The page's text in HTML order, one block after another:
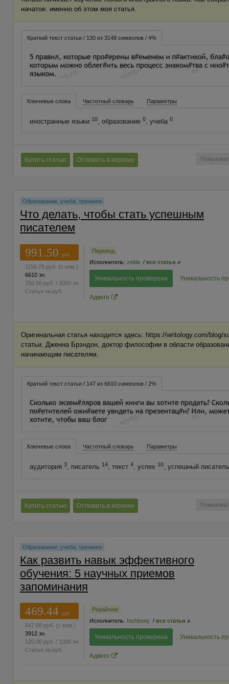
начатое: именно об этом моя статья.
Краткий текст статьи / 130 из 3148 символов / 4%
Ключевые слова Частотный словарь Параметры
иностранные языки 10, образование 0, учеба 0
Купить статью Отложить в корзину
Образование, учеба, тренинги
Что делать, чтобы стать успешным
писателем
991.50
руб.
1156.75 руб. (с ком.)
6610 зн.
150.00 руб. / 1000 зн.
Статья за руб.
Перевод
Исполнитель: zelda / все статьи
Уникальность проверена Уникальность
Адвего
Оригинальная статья находится здесь: https://writology.com/blog/
статьи, Дженна Брэндон, доктор философии в области
начинающим писателям.
Краткий текст статьи / 147 из 6610 символов / 2%
Ключевые слова Частотный словарь Параметры
аудитория 3, писатель 14, текст 4, успех 10, успешный
Купить статью Отложить в корзину
Образование, учеба, тренинги
Как развить навык эффективного
обучения: 5 научных приемов
запоминания
469.44
руб.
547.68 руб. (с ком.)
3912 зн.
120.00 руб. / 1000 зн.
Статья за руб.
Рерайтинг
Исполнитель: Inchbony / все статьи
Уникальность проверена Уникальность
Адвего